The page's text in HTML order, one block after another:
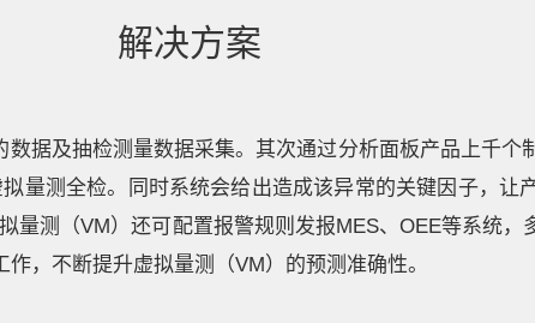
解决方案
据及抽检测量数据采集。其次通过分析面板产品上千个
量测全检。同时系统会给出造成该异常的关键因子，让
量测（VM）还可配置报警规则发报MES、OEE等系统，
，不断提升虚拟量测（VM）的预测准确性。